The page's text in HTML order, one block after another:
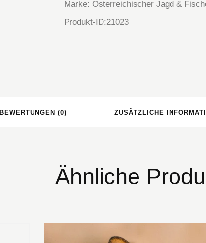
Marke: Österreichischer Jagd &
Produkt-ID:21023
BEWERTUNGEN (0) ZUSÄTZLICHE
Ähnliche